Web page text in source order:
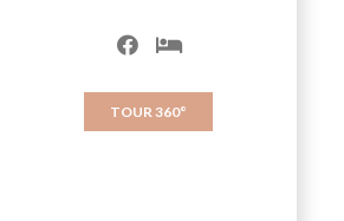
TOUR 360°